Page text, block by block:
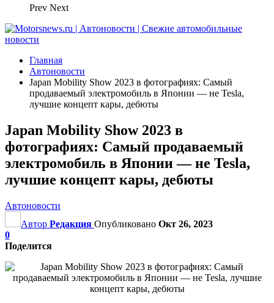
Prev Next
Главная
Автоновости
Japan Mobility Show 2023 в фотографиях: Самый
продаваемый электромобиль в Японии — не Tesla,
лучшие концепт кары, дебюты
Japan Mobility Show 2023 в
фотографиях: Самый продаваемый
электромобиль в Японии — не Tesla,
лучшие концепт кары, дебюты
Автоновости
Автор Редакция Опубликовано Окт 26, 2023
0
Поделится